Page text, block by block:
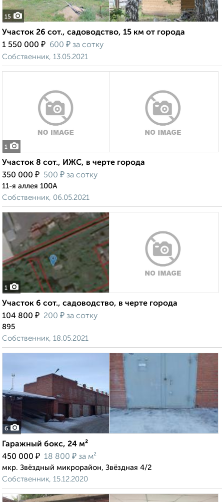
15
Участок 26 сот., садоводство, 15 км от города
1 550 000 ₽ 600 ₽ за сотку
Собственник, 13.05.2021
1
Участок 8 сот., ИЖС, в черте города
350 000 ₽ 500 ₽ за сотку
11-я аллея 100А
Собственник, 06.05.2021
1
Участок 6 сот., садоводство, в черте города
104 800 ₽ 200 ₽ за сотку
895
Собственник, 18.05.2021
6
Гаражный бокс, 24 м²
450 000 ₽ 18 800 ₽ за м²
мкр. Звёздный микрорайон, Звёздная 4/2
Собственник, 15.12.2020